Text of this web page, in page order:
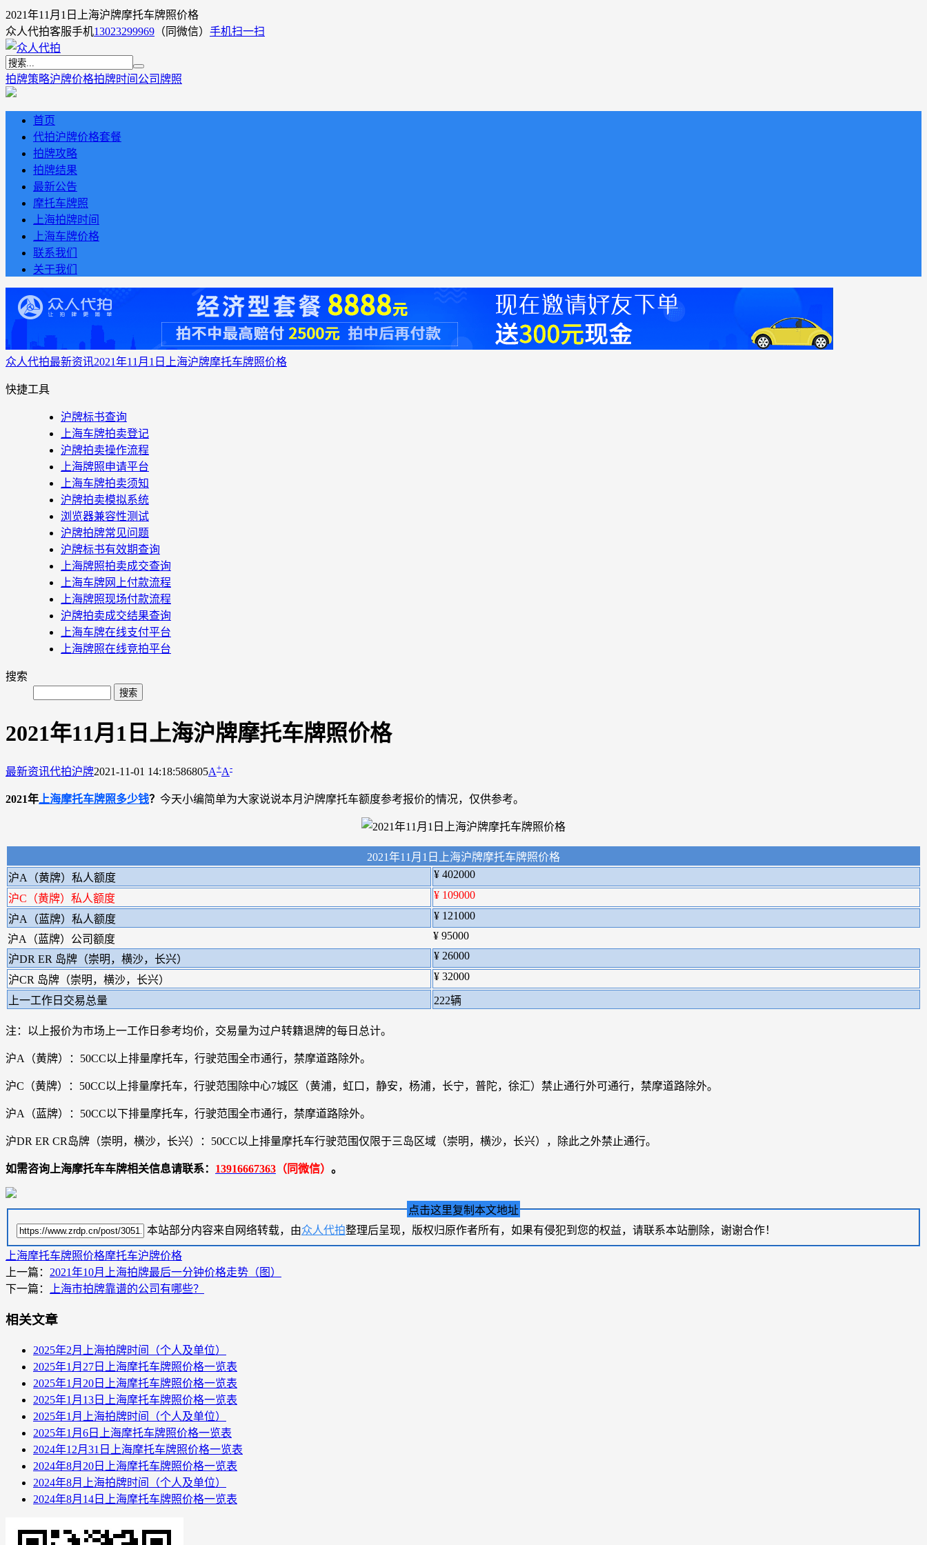
2021年11月1日上海沪牌摩托车牌照价格
众人代拍客服手机13023299969 （同微信） 手机扫一扫
拍牌策略沪牌价格拍牌时间 公司牌照
首页
代拍沪牌价格套餐
拍牌攻略
拍牌结果
最新公告
摩托车牌照
上海拍牌时间
上海车牌价格
联系我们
关于我们
众人代拍最新资讯2021年11月1日上海沪牌摩托车牌照价格
快捷工具
沪牌标书查询
上海车牌拍卖登记
沪牌拍卖操作流程
上海牌照申请平台
上海车牌拍卖须知
沪牌拍卖模拟系统
浏览器兼容性测试
沪牌拍牌常见问题
沪牌标书有效期查询
上海牌照拍卖成交查询
上海车牌网上付款流程
上海牌照现场付款流程
沪牌拍卖成交结果查询
上海车牌在线支付平台
上海牌照在线竞拍平台
搜索
2021年11月1日上海沪牌摩托车牌照价格
最新资讯代拍沪牌2021-11-01 14:18:586805A+A-
2021年 上海摩托车牌照多少钱？ 今天小编简单为大家说说本月沪牌摩托车额度参考报价的情况，仅供参考。
2021年11月1日上海沪牌摩托车牌照价格
沪A（黄牌）私人额度
¥ 402000
沪C（黄牌）私人额度 ¥ 109000
沪A（蓝牌）私人额度
¥ 121000
沪A（蓝牌）公司额度
¥ 95000
沪DR ER 岛牌（崇明，横沙，长兴）
¥ 26000
沪CR 岛牌（崇明，横沙，长兴） ¥ 32000
上一工作日交易总量 222辆
注：以上报价为市场上一工作日参考均价，交易量为过户转籍退牌的每日总计。
沪A（黄牌）：50CC以上排量摩托车，行驶范围全市通行，禁摩道路除外。
沪C（黄牌）：50CC以上排量摩托车，行驶范围除中心7城区（黄浦，虹口，静安，杨浦，长宁，普陀，徐汇）禁止通行外可通行，禁摩道路除外。
沪A（蓝牌）：50CC以下排量摩托车，行驶范围全市通行，禁摩道路除外。
沪DR ER CR岛牌（崇明，横沙，长兴）：50CC以上排量摩托车行驶范围仅限于三岛区域（崇明，横沙，长兴），除此之外禁止通行。
如需咨询上海摩托车车牌相关信息请联系： 13916667363 （同微信） 。
点击这里复制本文地址
本站部分内容来自网络转载，由众人代拍整理后呈现，版权归原作者所有，如果有侵犯到您的权益，请联系本站删除，谢谢合作！
上海摩托车牌照价格摩托车沪牌价格
上一篇： 2021年10月上海拍牌最后一分钟价格走势（图）
下一篇： 上海市拍牌靠谱的公司有哪些？
相关文章
2025年2月上海拍牌时间（个人及单位）
2025年1月27日上海摩托车牌照价格一览表
2025年1月20日上海摩托车牌照价格一览表
2025年1月13日上海摩托车牌照价格一览表
2025年1月上海拍牌时间（个人及单位）
2025年1月6日上海摩托车牌照价格一览表
2024年12月31日上海摩托车牌照价格一览表
2024年8月20日上海摩托车牌照价格一览表
2024年8月上海拍牌时间（个人及单位）
2024年8月14日上海摩托车牌照价格一览表